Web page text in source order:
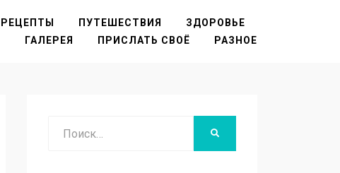
РЕЦЕПТЫ ПУТЕШЕСТВИЯ
ЗДОРОВЬЕ
ГАЛЕРЕЯ ПРИСЛАТЬ СВОЁ РАЗНОЕ